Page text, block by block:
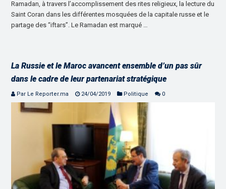
Ramadan, à travers l’accomplissement des rites religieux, la lecture du
Saint Coran dans les différentes mosquées de la capitale russe et le
partage des “iftars”. Le Ramadan est marqué …
La Russie et le Maroc avancent ensemble d’un pas sûr
dans le cadre de leur partenariat stratégique
Par Le Reporter.ma 24/04/2019 Politique 0